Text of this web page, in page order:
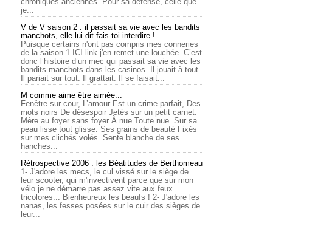
je...
V de V saison 2 : il passait sa vie avec les bandits
manchots, elle lui dit fais-toi interdire !
Puisque certains n'ont pas compris mes conneries
de la saison 1 ICI link j'en remet une louchée. C’est
donc l’histoire d’un mec qui passait sa vie avec les
bandits manchots dans les casinos. Il jouait à tout.
Il pariait sur tout. Il grattait. Il se faisait...
M comme aime être aimée...
Fenêtre sur cour, L’amour Est un crime parfait, Des
mots noirs De désespoir Jetés sur un petit carnet.
Mère au foyer sans foyer À nue Toute nue. Sur sa
peau lisse tout glisse. Ses grains de beauté Fixés
sur mes clichés volés. Sente blanche de ses
hanches...
Rétrospective 2006 : les Béatitudes de Berthomeau
1- J'adore les mecs, le cul vissé sur le siège de
leur scooter, qui m'invectivent parce que sur mon
vélo je ne démarre pas assez vite aux feux
tricolores... Bienheureux les beaufs ! 2- J'adore les
nanas, les fesses posées sur le cuir des sièges de
leur...